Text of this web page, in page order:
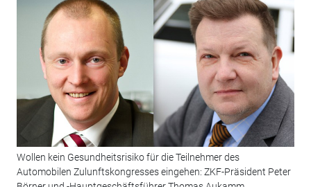
Wollen kein Gesundheitsrisiko für die Teilnehmer des
Automobilen Zulunftskongresses eingehen: ZKF-Präsident Peter